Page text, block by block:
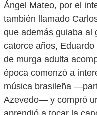
Ángel Mateo, por el
también llamado
que además guiaba al
catorce años,
de murga adulta
época comenzó a
música brasileña
Azevedo— y compró